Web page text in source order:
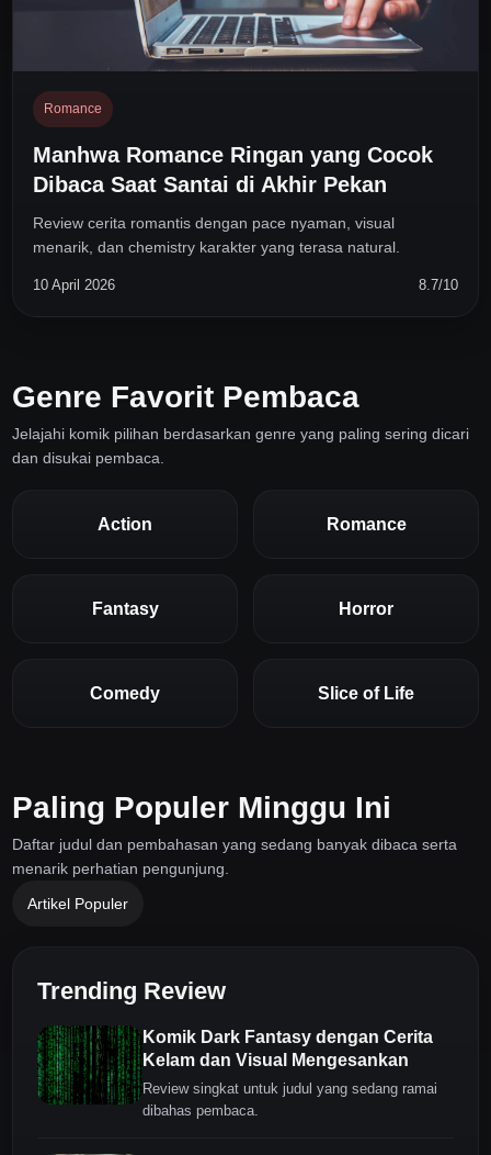
Romance
Manhwa Romance Ringan yang Cocok
Dibaca Saat Santai di Akhir Pekan
Review cerita romantis dengan pace nyaman, visual
menarik, dan chemistry karakter yang terasa natural.
10 April 2026 8.7/10
Genre Favorit Pembaca
Jelajahi komik pilihan berdasarkan genre yang paling sering dicari
dan disukai pembaca.
Action Romance
Fantasy Horror
Comedy Slice of Life
Paling Populer Minggu Ini
Daftar judul dan pembahasan yang sedang banyak dibaca serta
menarik perhatian pengunjung.
Artikel Populer
Trending Review
Komik Dark Fantasy dengan Cerita
Kelam dan Visual Mengesankan
Review singkat untuk judul yang sedang ramai
dibahas pembaca.